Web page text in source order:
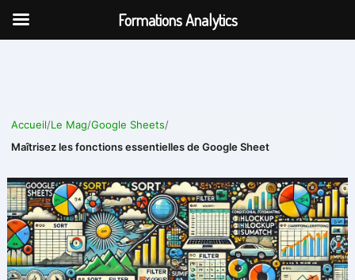
Aller
Accueil/Le Mag/Google Sheets/
Maîtrisez les fonctions essentielles de Google Sheet
Formations Analytics